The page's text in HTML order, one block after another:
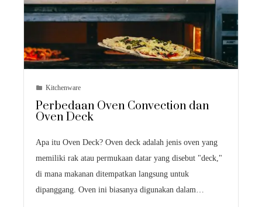
Kitchenware
Perbedaan Oven Convection dan
Oven Deck
Apa itu Oven Deck? Oven deck adalah jenis oven yang
memiliki rak atau permukaan datar yang disebut "deck,"
di mana makanan ditempatkan langsung untuk
dipanggang. Oven ini biasanya digunakan dalam…